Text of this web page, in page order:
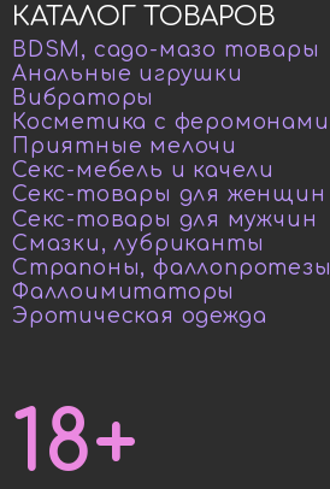
КАТАЛОГ ТОВАРОВ
BDSM, садо-мазо товары
Анальные игрушки
Вибраторы
Косметика с феромонами
Приятные мелочи
Секс-мебель и качели
Секс-товары для женщин
Секс-товары для мужчин
Смазки, лубриканты
Страпоны, фаллопротезы
Фаллоимитаторы
Эротическая одежда
18+